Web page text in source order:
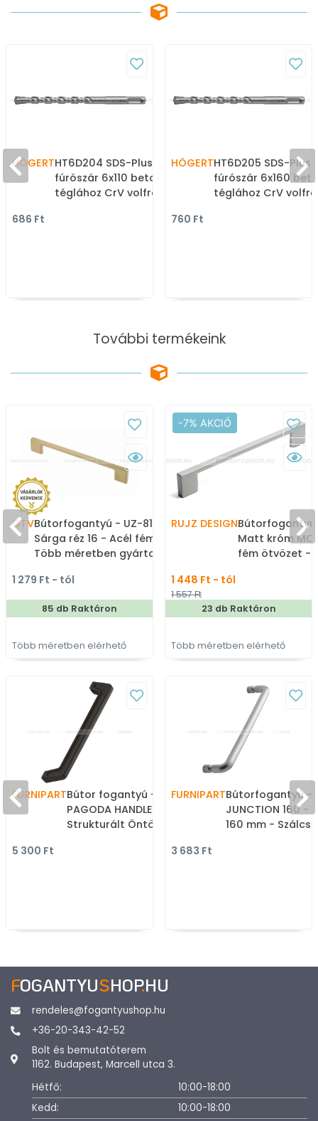
HÖGERTHT6D204 SDS-Plus
fúrószár 6x110 betonhoz
téglához CrV volfrám-
és véső szárak, fa-fém
686 Ft
HÖGERTHT6D205 SDS-Plus
fúrószár 6x160
téglához CrV
760 Ft
További termékeink
GTVBútorfogantyú - UZ-819 -
Sárga réz 16 - Acél fém -
Több méretben gyártott
bútorfogantyú
1 279 Ft - tól
85 db Raktáron
Több méretben elérhető
-7% AKCIÓ
RUJZ DESIGNBútorfogantyú
Matt króm
fém ötvözet -
1 448 Ft - tól
1 557 Ft
23 db Raktáron
Több méretben elérhető
FURNIPARTBútor fogantyú -
PAGODA HANDLE 160
Strukturált Öntöttvas -
9005 - Öntöttvas - Egy
5 300 Ft
FURNIPARTBútorfogantyú -
JUNCTION 160 -
160 mm -
3 683 Ft
FOGANTYUSHOP.HU
rendeles@fogantyushop.hu
+36-20-343-42-52
Bolt és bemutatóterem
1162. Budapest, Marcell utca 3.
Hétfő:
10:00-18:00
Kedd:
10:00-18:00